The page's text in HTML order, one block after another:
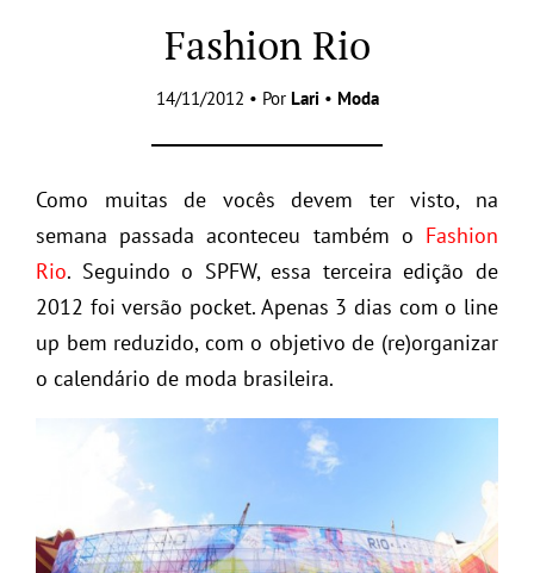
Fashion Rio
14/11/2012 • Por Lari • Moda
Como muitas de vocês devem ter visto, na
semana passada aconteceu também o Fashion
Rio. Seguindo o SPFW, essa terceira edição de
2012 foi versão pocket. Apenas 3 dias com o line
up bem reduzido, com o objetivo de (re)organizar
o calendário de moda brasileira.